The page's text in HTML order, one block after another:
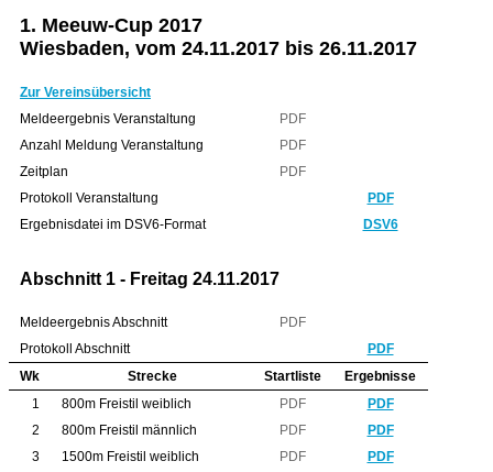
1. Meeuw-Cup 2017
Wiesbaden, vom 24.11.2017 bis 26.11.2017
Zur Vereinsübersicht
Meldeergebnis Veranstaltung
PDF
Anzahl Meldung Veranstaltung
PDF
Zeitplan
PDF
Protokoll Veranstaltung
PDF
Ergebnisdatei im DSV6-Format
DSV6
Abschnitt 1 - Freitag 24.11.2017
Meldeergebnis Abschnitt
PDF
Protokoll Abschnitt
PDF
Wk
Strecke Startliste
Ergebnisse
1
800m Freistil weiblich PDF
PDF
2
800m Freistil männlich PDF
PDF
3
1500m Freistil weiblich PDF
PDF